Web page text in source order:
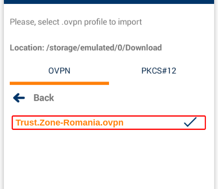
Trust.Zone-Romania.ovpn